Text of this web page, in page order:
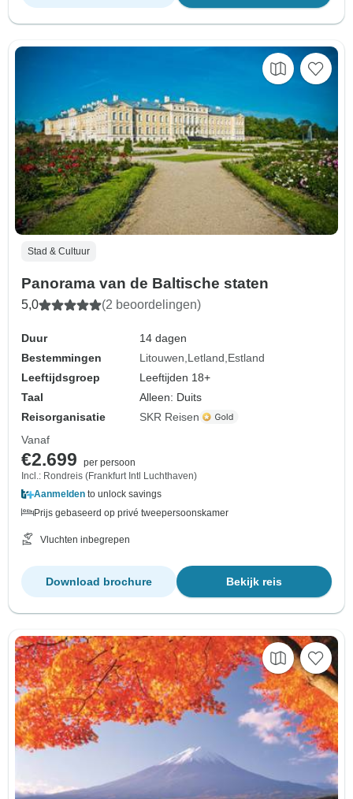
Stad & Cultuur
Panorama van de Baltische staten
5,0 (2 beoordelingen)
Duur
14 dagen
Bestemmingen
Litouwen Letland Estland
Leeftijdsgroep
Leeftijden 18+
Taal
Alleen: Duits
Reisorganisatie
SKR Reisen
Vanaf
€2.699
per persoon
Incl.: Rondreis (Frankfurt Intl Luchthaven)
Aanmelden to unlock savings
Prijs gebaseerd op privé tweepersoonskamer
Vluchten inbegrepen
Bekijk reis
Download brochure